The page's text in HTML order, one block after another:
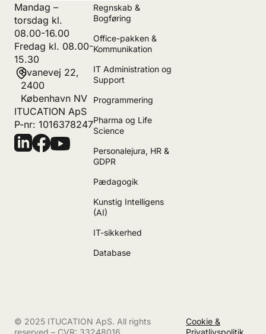
Mandag –
torsdag kl.
08.00-16.00
Fredag kl. 08.00-
15.30
Svanevej 22,
2400
København NV
ITUCATION ApS
P-nr: 1016378247
Regnskab &
Bogføring
Office-pakken &
Kommunikation
IT Administration og
Support
Programmering
Pharma og Life
Science
Personalejura, HR &
GDPR
Pædagogik
Kunstig Intelligens
(AI)
IT-sikkerhed
Database
© 2025 ITUCATION ApS. All rights
reserved – CVR: 33248016.
Cookie &
Privatlivspolitik